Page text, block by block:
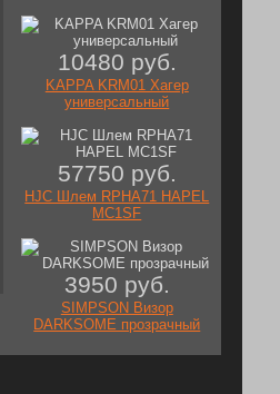
10480 руб.
KAPPA KRM01 Хагер
универсальный
57750 руб.
HJC Шлем RPHA71 HAPEL
MC1SF
3950 руб.
SIMPSON Визор
DARKSOME прозрачный